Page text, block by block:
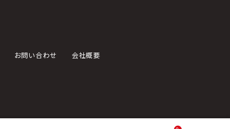
お問い合わせ 会社概要